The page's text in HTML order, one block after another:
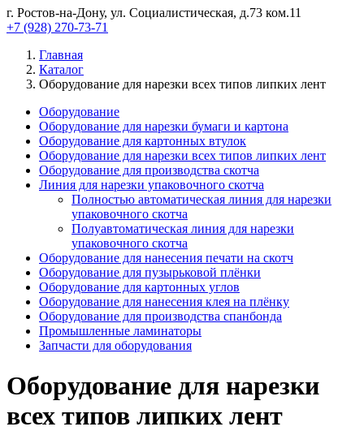
г. Ростов-на-Дону, ул. Социалистическая, д.73 ком.11
+7 (928) 270-73-71
Главная
Каталог
Оборудование для нарезки всех типов липких лент
Оборудование
Оборудование для нарезки бумаги и картона
Оборудование для картонных втулок
Оборудование для нарезки всех типов липких лент
Оборудование для производства скотча
Линия для нарезки упаковочного скотча
Полностью автоматическая линия для нарезки
упаковочного скотча
Полуавтоматическая линия для нарезки
упаковочного скотча
Оборудование для нанесения печати на скотч
Оборудование для пузырьковой плёнки
Оборудование для картонных углов
Оборудование для нанесения клея на плёнку
Оборудование для производства спанбонда
Промышленные ламинаторы
Запчасти для оборудования
Оборудование для нарезки
всех типов липких лент